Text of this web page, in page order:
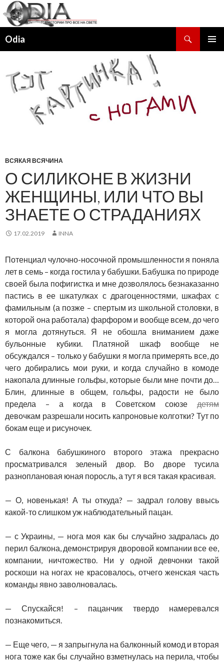
Odia
ВСЯКАЯ ВСЯЧИНА
О СИЛИКОНЕ В ЖИЗНИ
ЖЕНЩИНЫ, ИЛИ ЧТО ВЫ
ЗНАЕТЕ О СТРАДАНИЯХ
17.02.2019 INNA
Потенциал чулочно-носочной промышленности я поняла
лет в семь – когда гостила у бабушки. Бабушка по природе
своей была пофигистка и мне дозволялось безнаказанно
пастись в ее шкатулках с драгоценностями, шкафах с
фамильным (а позже – спертым из школьной столовки, в
которой она работала) фарфором и вообще всем, до чего
я могла дотянуться. Я не обошла вниманием даже
бульонные кубики. Платяной шкаф вообще не
обсуждался – только у бабушки я могла примерять все, до
чего добирались мои руки, и когда случайно в комоде
накопала длинные гольфы, которые были мне почти до…
Блин, длинные в общем, гольфы, радости не было
предела – а когда в Советском союзе детям
девочкам разрешали носить капроновые колготки? Тут по
бокам еще и рисуночек.
С балкона бабушкиного второго этажа прекрасно
просматривался зеленый двор. Во дворе тусила
разноплановая юная поросль, а тут я вся такая красивая.
— О, новенькая! А ты откуда? — задрал голову ввысь
какой-то слишком уж наблюдательный пацан.
— с Украины, — нога моя как бы случайно задралась до
перил балкона, демонстрируя дворовой компании все ее,
компании, ничтожество. Ни у одной девчонки такой
роскоши на ногах не красовалось, отчего женская часть
команды явно заволновалась.
— Спускайся! – пацанчик твердо намеревался
познакомиться.
— Еще чего, — я запрыгнула на балконный комод и вторая
нога тоже как бы случайно взметнулась на перила, чтобы